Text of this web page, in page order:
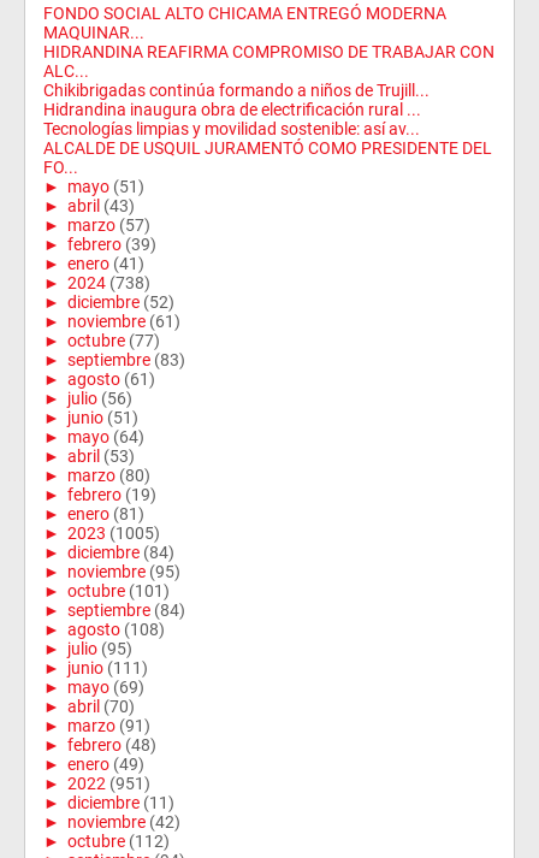
FONDO SOCIAL ALTO CHICAMA ENTREGÓ MODERNA
MAQUINAR...
HIDRANDINA REAFIRMA COMPROMISO DE TRABAJAR CON
ALC...
Chikibrigadas continúa formando a niños de Trujill...
Hidrandina inaugura obra de electrificación rural ...
Tecnologías limpias y movilidad sostenible: así av...
ALCALDE DE USQUIL JURAMENTÓ COMO PRESIDENTE DEL
FO...
► mayo (51)
► abril (43)
► marzo (57)
► febrero (39)
► enero (41)
► 2024 (738)
► diciembre (52)
► noviembre (61)
► octubre (77)
► septiembre (83)
► agosto (61)
► julio (56)
► junio (51)
► mayo (64)
► abril (53)
► marzo (80)
► febrero (19)
► enero (81)
► 2023 (1005)
► diciembre (84)
► noviembre (95)
► octubre (101)
► septiembre (84)
► agosto (108)
► julio (95)
► junio (111)
► mayo (69)
► abril (70)
► marzo (91)
► febrero (48)
► enero (49)
► 2022 (951)
► diciembre (11)
► noviembre (42)
► octubre (112)